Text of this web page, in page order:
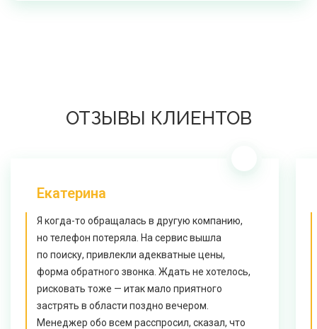
ОТЗЫВЫ КЛИЕНТОВ
Екатерина
Я когда-то обращалась в другую компанию,
но телефон потеряла. На сервис вышла
по поиску, привлекли адекватные цены,
форма обратного звонка. Ждать не хотелось,
рисковать тоже — итак мало приятного
застрять в области поздно вечером.
Менеджер обо всем расспросил, сказал, что